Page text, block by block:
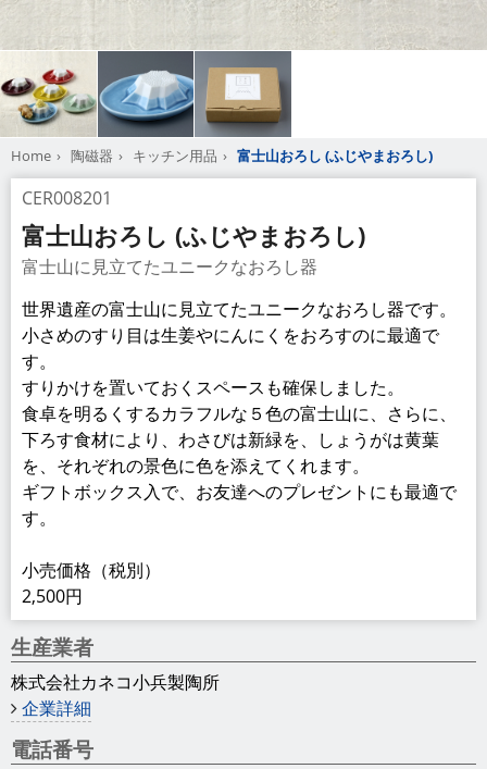
Home 陶磁器 キッチン用品 富士山おろし (ふじやまおろし)
CER008201
富士山おろし (ふじやまおろし)
富士山に見立てたユニークなおろし器
世界遺産の富士山に見立てたユニークなおろし器です。
小さめのすり目は生姜やにんにくをおろすのに最適で
す。
すりかけを置いておくスペースも確保しました。
食卓を明るくするカラフルな５色の富士山に、さらに、
下ろす食材により、わさびは新緑を、しょうがは黄葉
を、それぞれの景色に色を添えてくれます。
ギフトボックス入で、お友達へのプレゼントにも最適で
す。
小売価格（税別）
2,500円
生産業者
株式会社カネコ小兵製陶所
企業詳細
電話番号